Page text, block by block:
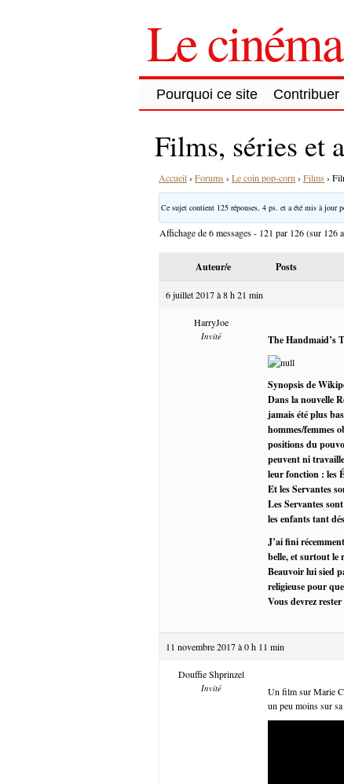
Le
Pourquoi ce site Contribuer
Films, séries et
Accueil› Forums › Le coin pop-corn › Films ›
Ce sujet contient 125 réponses, 4 ps. et a été mis à jour
Affichage de 6 messages - 121 par 126 (sur 126
Auteur/e Posts
6 juillet 2017 à 8 h 21 min
HarryJoe
Invité The Handmaid’s
Synopsis de
Dans la nouvelle
jamais été plus
hommes/femmes
positions du
peuvent ni
leur fonction : les
Et les Servantes
Les Servantes
les enfants tant
J’ai fini
belle, et surtout le
Beauvoir lui sied
religieuse pour
Vous devrez
11 novembre 2017 à 0 h 11 min
Douffie Shprinzel
Invité
Un film sur Marie
un peu moins sur